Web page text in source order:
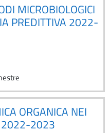
MICROBIOLOGICI
PREDITTIVA 2022-
ORGANICA NEI
2022-2023